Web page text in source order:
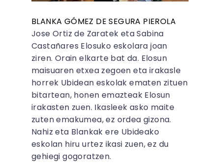
BLANKA GÓMEZ DE SEGURA PIEROLA
Jose Ortiz de Zaratek eta Sabina
Castañares Elosuko eskolara joan
ziren. Orain elkarte bat da. Elosun
maisuaren etxea zegoen eta irakasle
horrek Ubidean eskolak ematen zituen
bitartean, honen emazteak Elosun
irakasten zuen. Ikasleek asko maite
zuten emakumea, ez ordea gizona.
Nahiz eta Blankak ere Ubideako
eskolan hiru urtez ikasi zuen, ez du
gehiegi gogoratzen.